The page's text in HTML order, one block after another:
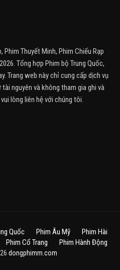
Thuyết Minh, Phim Chiếu Rạp
Tổng hợp Phim bộ Trung Quốc,
Trang web này chỉ cung cấp dịch vụ
nguyên và không tham gia ghi và
lòng liên hệ với chúng tôi.
Quốc Phim Âu Mỹ
Phim Hài
Phim Cổ Trang Phim Hành Động
dongphimm.com